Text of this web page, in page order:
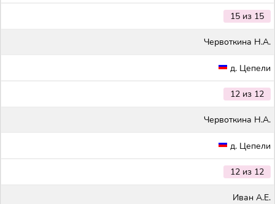
15 из 15
Червоткина Н.А.
д. Цепели
12 из 12
Червоткина Н.А.
д. Цепели
12 из 12
Иван А.Е.